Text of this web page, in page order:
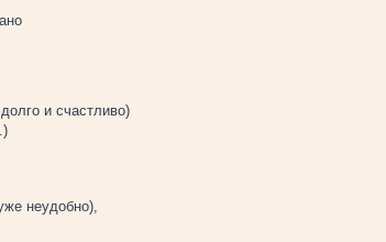
и счастливо)
неудобно),